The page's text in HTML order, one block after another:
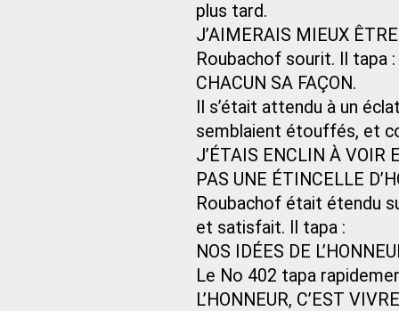
plus tard.
J’AIMERAIS MIEUX
Roubachof sourit. Il tapa :
CHACUN SA FAÇON.
Il s’était attendu à un
semblaient étouffés, et
J’ÉTAIS ENCLIN À VOIR
PAS UNE ÉTINCELLE
Roubachof était étendu
et satisfait. Il tapa :
NOS IDÉES DE
Le No 402 tapa
L’HONNEUR, C’EST